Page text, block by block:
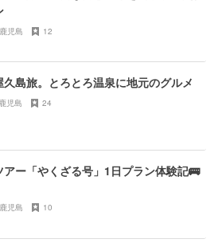
鹿児島 12
島旅。とろとろ温泉に地元のグルメ
鹿児島 24
アー「やくざる号」1日プラン体験記🚌
鹿児島 10